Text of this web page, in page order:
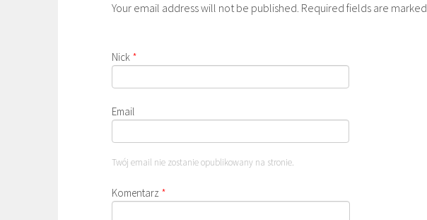
Your email address will not be published. Required fields are marked
Nick *
Email
Twój email nie zostanie opublikowany na stronie.
Komentarz *